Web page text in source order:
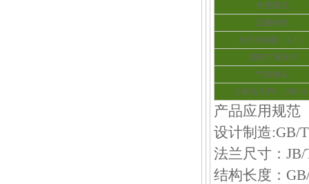
作用模式
流量特性
允许泄漏量（L/h）
固有可调比R
气源接头
公称压力PN（MPa
产品应用规范
设计制造:GB/
法兰尺寸：JB/
结构长度：